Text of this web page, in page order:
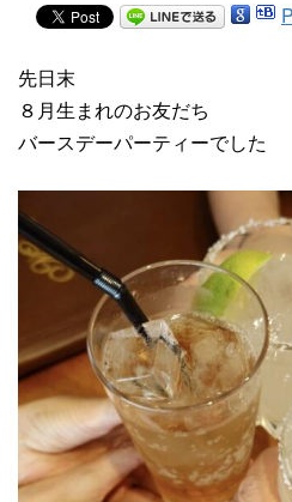
先日末
８月生まれのお友だち
バースデーパーティーでした